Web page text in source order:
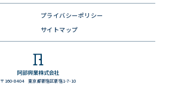
プライバシーポリシー
サイトマップ
〒160-8404 東京都新宿区新宿1-7-10